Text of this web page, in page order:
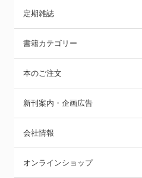
定期雑誌
書籍カテゴリー
本のご注文
新刊案内・企画広告
会社情報
オンラインショップ